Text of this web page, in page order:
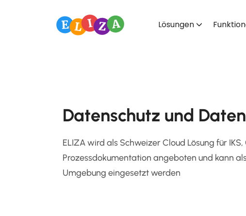
Lösungen
Datenschutz und
ELIZA wird als Schweizer Cloud Lösung für
Prozessdokumentation angeboten und kann
Umgebung eingesetzt werden